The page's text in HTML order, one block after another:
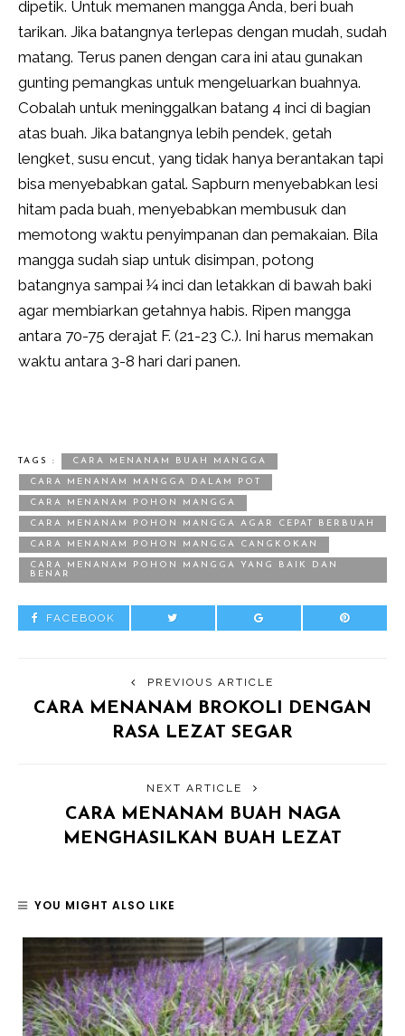
dipetik. Untuk memanen mangga Anda, beri buah
tarikan. Jika batangnya terlepas dengan mudah, sudah
matang. Terus panen dengan cara ini atau gunakan
gunting pemangkas untuk mengeluarkan buahnya.
Cobalah untuk meninggalkan batang 4 inci di bagian
atas buah. Jika batangnya lebih pendek, getah
lengket, susu encut, yang tidak hanya berantakan tapi
bisa menyebabkan gatal. Sapburn menyebabkan lesi
hitam pada buah, menyebabkan membusuk dan
memotong waktu penyimpanan dan pemakaian. Bila
mangga sudah siap untuk disimpan, potong
batangnya sampai ¼ inci dan letakkan di bawah baki
agar membiarkan getahnya habis. Ripen mangga
antara 70-75 derajat F. (21-23 C.). Ini harus memakan
waktu antara 3-8 hari dari panen.
TAGS : CARA MENANAM BUAH MANGGA
CARA MENANAM MANGGA DALAM POT
CARA MENANAM POHON MANGGA
CARA MENANAM POHON MANGGA AGAR CEPAT BERBUAH
CARA MENANAM POHON MANGGA CANGKOKAN
CARA MENANAM POHON MANGGA YANG BAIK DAN
BENAR
FACEBOOK
PREVIOUS ARTICLE
CARA MENANAM BROKOLI DENGAN
RASA LEZAT SEGAR
NEXT ARTICLE
CARA MENANAM BUAH NAGA
MENGHASILKAN BUAH LEZAT
YOU MIGHT ALSO LIKE